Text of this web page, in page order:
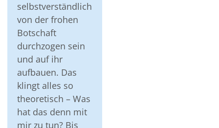
selbstverständlich
von der frohen
Botschaft
durchzogen sein
und auf ihr
aufbauen. Das
klingt alles so
theoretisch – Was
hat das denn mit
mir zu tun? Bis